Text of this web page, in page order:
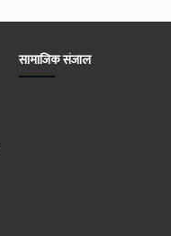
सामाजिक संजाल